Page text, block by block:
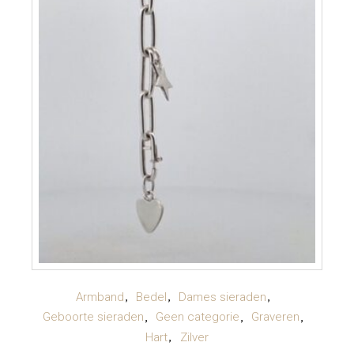
LEES VERDER
Armband Bedel
Dames sieraden
Geboorte sieraden
Geen categorie
Graveren
Hart
Zilver